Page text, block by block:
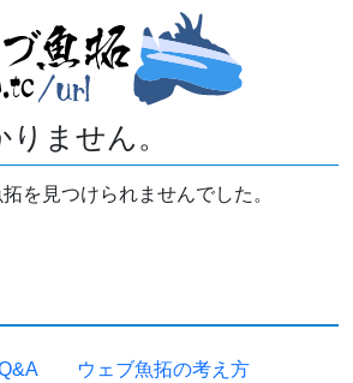
ません。
を見つけられませんでした。
ウェブ魚拓の考え方